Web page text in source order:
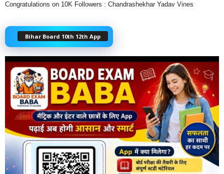
Congratulations on 10K Followers : Chandrashekhar Yadav Vines
Bihar Board 10th 12th App